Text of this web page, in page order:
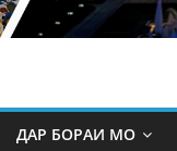
ДАР БОРАИ МО